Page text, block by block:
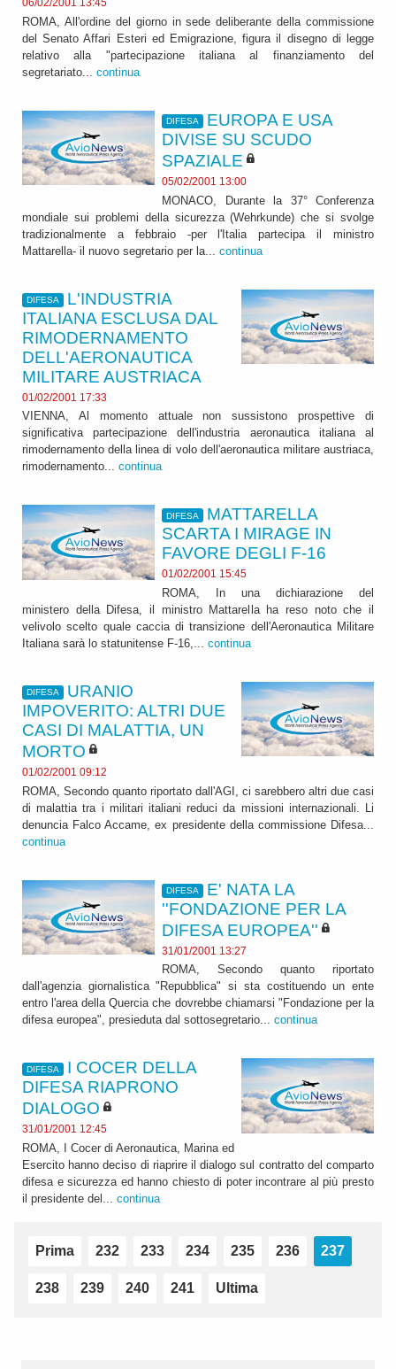
06/02/2001 13:45
ROMA, All'ordine del giorno in sede deliberante della commissione
del Senato Affari Esteri ed Emigrazione, figura il disegno di legge
relativo alla "partecipazione italiana al finanziamento del
segretariato... continua
DIFESA
EUROPA E USA
DIVISE SU SCUDO
SPAZIALE
05/02/2001 13:00
MONACO, Durante la 37° Conferenza
mondiale sui problemi della sicurezza (Wehrkunde) che si svolge
tradizionalmente a febbraio -per l'Italia partecipa il ministro
Mattarella- il nuovo segretario per la... continua
DIFESA
L'INDUSTRIA
ITALIANA ESCLUSA DAL
RIMODERNAMENTO
DELL'AERONAUTICA
MILITARE AUSTRIACA
01/02/2001 17:33
VIENNA, Al momento attuale non sussistono prospettive di
significativa partecipazione dell'industria aeronautica italiana al
rimodernamento della linea di volo dell'aeronautica militare austriaca,
rimodernamento... continua
DIFESA
MATTARELLA
SCARTA I MIRAGE IN
FAVORE DEGLI F-16
01/02/2001 15:45
ROMA, In una dichiarazione del
ministero della Difesa, il ministro Mattarella ha reso noto che il
velivolo scelto quale caccia di transizione dell'Aeronautica Militare
Italiana sarà lo statunitense F-16,... continua
DIFESA
URANIO
IMPOVERITO: ALTRI DUE
CASI DI MALATTIA, UN
MORTO
01/02/2001 09:12
ROMA, Secondo quanto riportato dall'AGI, ci sarebbero altri due casi
di malattia tra i militari italiani reduci da missioni internazionali. Li
denuncia Falco Accame, ex presidente della commissione Difesa...
continua
DIFESA
E' NATA LA
''FONDAZIONE PER LA
DIFESA EUROPEA''
31/01/2001 13:27
ROMA, Secondo quanto riportato
dall'agenzia giornalistica "Repubblica" si sta costituendo un ente
entro l'area della Quercia che dovrebbe chiamarsi "Fondazione per la
difesa europea", presieduta dal sottosegretario... continua
DIFESA
I COCER DELLA
DIFESA RIAPRONO
DIALOGO
31/01/2001 12:45
ROMA, I Cocer di Aeronautica, Marina ed
Esercito hanno deciso di riaprire il dialogo sul contratto del comparto
difesa e sicurezza ed hanno chiesto di poter incontrare al più presto
il presidente del... continua
Prima 232 233 234 235 236 237
238 239 240 241 Ultima